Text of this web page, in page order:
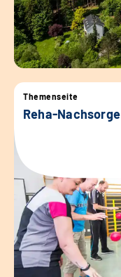
Themenseite
Reha-Nachsorge